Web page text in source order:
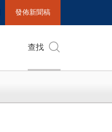
發佈新聞稿
查找